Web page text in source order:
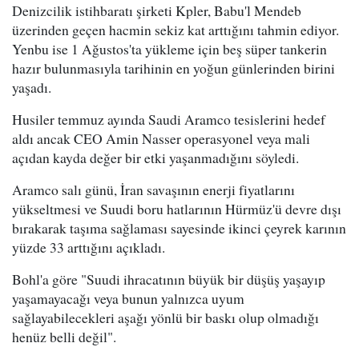
Denizcilik istihbaratı şirketi Kpler, Babu'l Mendeb
üzerinden geçen hacmin sekiz kat arttığını tahmin ediyor.
Yenbu ise 1 Ağustos'ta yükleme için beş süper tankerin
hazır bulunmasıyla tarihinin en yoğun günlerinden birini
yaşadı.
Husiler temmuz ayında Saudi Aramco tesislerini hedef
aldı ancak CEO Amin Nasser operasyonel veya mali
açıdan kayda değer bir etki yaşanmadığını söyledi.
Aramco salı günü, İran savaşının enerji fiyatlarını
yükseltmesi ve Suudi boru hatlarının Hürmüz'ü devre dışı
bırakarak taşıma sağlaması sayesinde ikinci çeyrek karının
yüzde 33 arttığını açıkladı.
Bohl'a göre "Suudi ihracatının büyük bir düşüş yaşayıp
yaşamayacağı veya bunun yalnızca uyum
sağlayabilecekleri aşağı yönlü bir baskı olup olmadığı
henüz belli değil".